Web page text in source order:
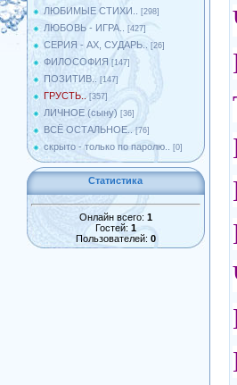
ЛЮБИМЫЕ СТИХИ.. [298]
ЛЮБОВЬ - ИГРА.. [427]
СЕРИЯ - АХ, СУДАРЬ.. [26]
ФИЛОСОФИЯ [147]
ПОЗИТИВ.. [147]
ГРУСТЬ.. [357]
ЛИЧНОЕ (сыну) [36]
ВСЁ ОСТАЛЬНОЕ.. [76]
скрыто - только по паролю.. [0]
Статистика
Онлайн всего: 1
Гостей: 1
Пользователей: 0